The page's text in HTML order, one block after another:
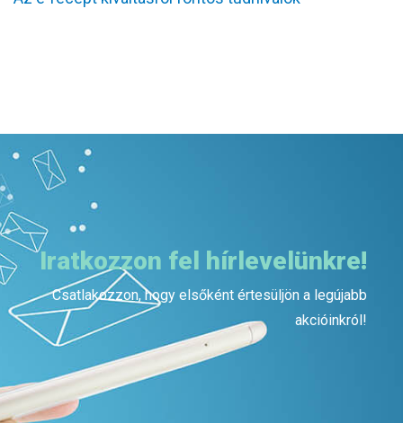
Iratkozzon fel hírlevelünkre!
Csatlakozzon, hogy elsőként értesüljön a legújabb
akcióinkról!